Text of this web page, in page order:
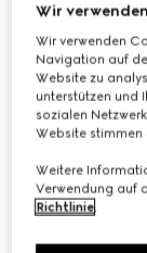
Baby-Poloshirt
€ 190
Variantendunkelblau
Wir
Wir verwenden
Navigation auf
Website zu
unterstützen und
sozialen
Website stimmen
Weitere
Verwendung auf
Richtlinie.